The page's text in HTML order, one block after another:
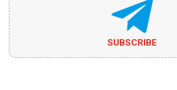
SUBSCRIBE